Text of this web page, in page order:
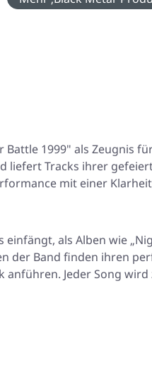
Battle 1999" als Zeugnis
Tracks ihrer
mit einer
als Alben wie
der Band finden ihren
Jeder Song